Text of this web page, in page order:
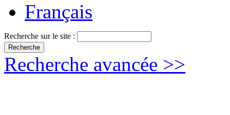
Français
Recherche sur le site :
Recherche avancée >>